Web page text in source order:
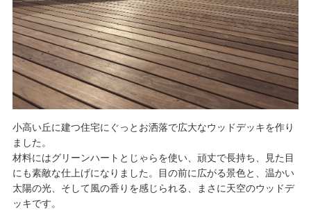
小高い丘に建つ住宅にぐっとお洒落で広大なウッドデッキを作り
ました。
材料にはグリーンハートとじゃらを使い、頑丈で長持ち、見た目
にも素敵な仕上げになりました。目の前に広がる景色と、温かい
太陽の光、そして風の香りを感じられる、まさに天空のウッドデ
ッキです。